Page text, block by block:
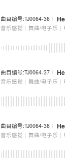
曲目编号:TJ0064-36 I
音乐感觉 | 舞曲/电子乐 |
曲目编号:TJ0064-37 I
音乐感觉 | 舞曲/电子乐 |
曲目编号:TJ0064-38 I
音乐感觉 | 舞曲/电子乐 |